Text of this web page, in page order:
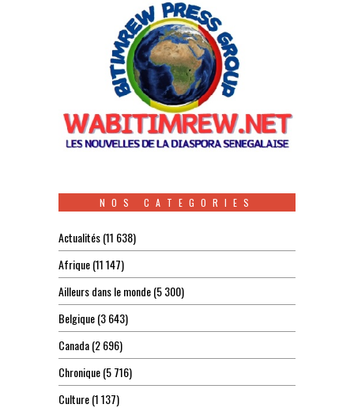
NOS CATEGORIES
Actualités(11 638)
Afrique(11 147)
Ailleurs dans le monde(5 300)
Belgique(3 643)
Canada(2 696)
Chronique(5 716)
Culture(1 137)